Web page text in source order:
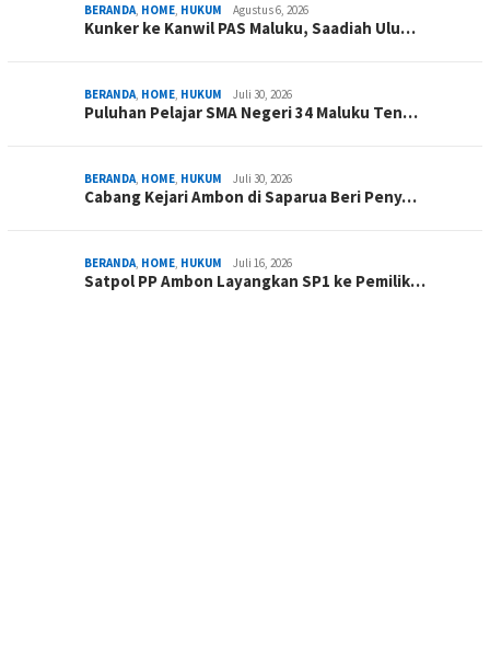
BERANDA HOME HUKUM Agustus 6, 2026
Kunker ke Kanwil PAS Maluku, Saadiah Ulu…
BERANDA HOME HUKUM Juli 30, 2026
Puluhan Pelajar SMA Negeri 34 Maluku Ten…
BERANDA HOME HUKUM Juli 30, 2026
Cabang Kejari Ambon di Saparua Beri Peny…
BERANDA HOME HUKUM Juli 16, 2026
Satpol PP Ambon Layangkan SP1 ke Pemilik…